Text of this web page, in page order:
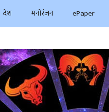
देश मनोरंजन ePaper